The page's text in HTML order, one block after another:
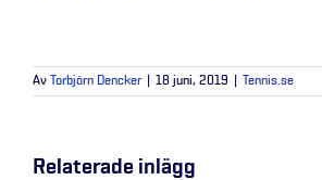
Av Torbjörn Dencker 18 juni, 2019 Tennis.se
Relaterade inlägg